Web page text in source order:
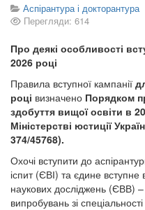
Аспірантура і докторантура
Перегляди: 614
Про деякі особливості
2026 році
Правила вступної кампанії
році визначено Порядком
здобуття вищої освіти в
Міністерстві юстиції
374/45768).
Охочі вступити до
іспит (ЄВІ) та єдине
наукових досліджень (ЄВВ)
випробувань зі спеціальності